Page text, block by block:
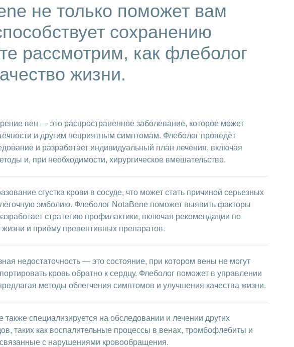
не только поможет вам
сохранению
рассмотрим, как флеболог
жизни.
вен — это распространенное заболевание, которое может
и другим неприятным симптомам. Флеболог проведёт
и разработает индивидуальный план лечения, включая
и, при необходимости, хирургическое вмешательство.
сгустка крови в сосуде, что может стать причиной серьезных
эмболию. Флеболог NotaBene поможет выявить факторы
стратегию профилактики, включая рекомендации по
и приёму превентивных препаратов.
недостаточность — это состояние, при котором вены не могут
кровь обратно к сердцу. Флеболог поможет в управлении
методы облегчения симптомов и улучшения качества жизни.
также специализируется на обследовании и лечении других
таких как воспалительные процессы в венах, тромбофлебиты и
связанные с нарушениями кровообращения.